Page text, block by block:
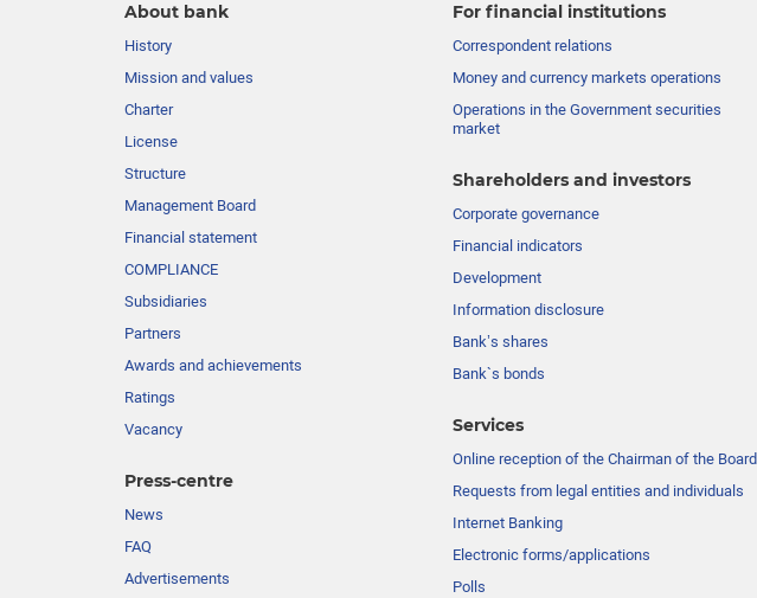
About bank
History
Mission and values
Charter
License
Structure
Management Board
Financial statement
COMPLIANCE
Subsidiaries
Partners
Awards and achievements
Ratings
Vacancy
Press-centre
News
FAQ
Advertisements
For financial institutions
Correspondent relations
Money and currency markets operations
Operations in the Government securities
market
Shareholders and investors
Сorporate governance
Financial indicators
Development
Information disclosure
Bank’s shares
Bank`s bonds
Services
Online reception of the Chairman of the Board
Requests from legal entities and individuals
Internet Banking
Electronic forms/applications
Polls